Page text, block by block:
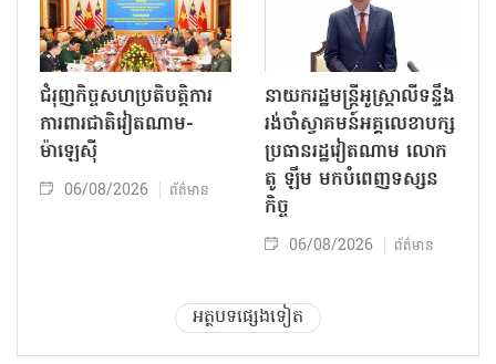
ជំរុញកិច្ចសហប្រតិបត្តិការ
ការពារជាតិវៀតណាម-
ម៉ាឡេស៊ី
06/08/2026 ព័ត៌មាន
នាយករដ្ឋមន្ត្រីអូស្ត្រាលីទន្ទឹង
រង់ចាំស្វាគមន៍អគ្គលេខាបក្ស
ប្រធានរដ្ឋវៀតណាម លោក
តូ ឡឹម មកបំពេញទស្សន
កិច្ច
06/08/2026 ព័ត៌មាន
អត្ថបទផ្សេងទៀត